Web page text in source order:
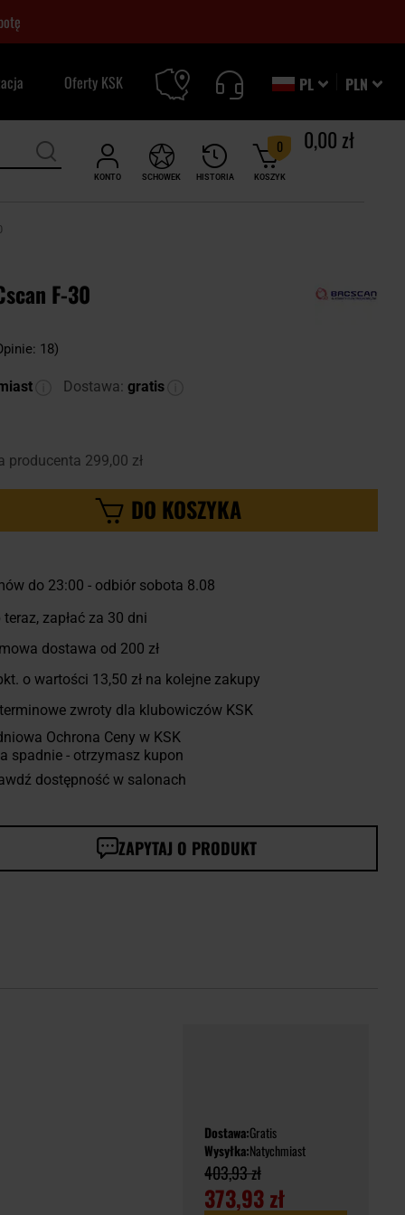
PLN
PL
Oferty KSK
KONTO HISTORIA
SCHOWEK KOSZYK
0 0,00 zł
F-30
18)
Dostawa: gratis
producenta 299,00 zł
DO KOSZYKA
do 23:00 -odbiór sobota 8.08
teraz, zapłać za 30 dni
dostawa od 200 zł
o wartości 13,50 złna kolejne zakupy
zwroty dla klubowiczów KSK
Ochrona Ceny w KSK
spadnie - otrzymasz kupon
dostępność w salonach
ZAPYTAJ O PRODUKT
Dostawa:Gratis
Wysyłka:Natychmiast
403,93 zł
373,93 zł